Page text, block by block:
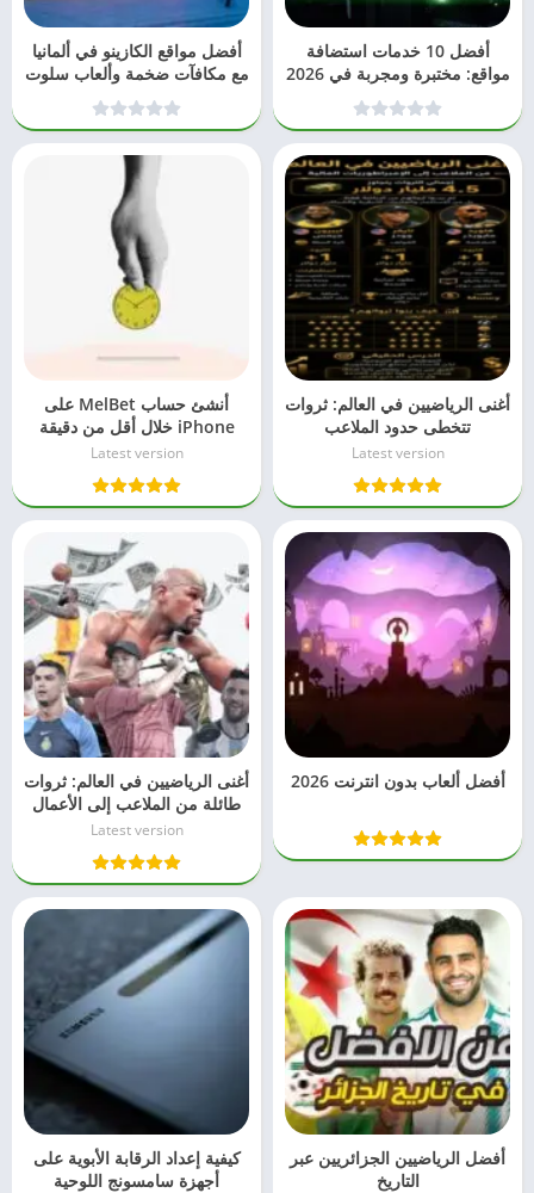
أفضل 10 خدمات استضافة
مواقع: مختبرة ومجربة في 2026
أفضل مواقع الكازينو في ألمانيا
مع مكافآت ضخمة وألعاب سلوت
– دليل 2026
أغنى الرياضيين في العالم: ثروات
تتخطى حدود الملاعب
Latest version
أنشئ حساب MelBet على
iPhone خلال أقل من دقيقة
بسهولة
Latest version
أفضل ألعاب بدون انترنت 2026
أغنى الرياضيين في العالم: ثروات
طائلة من الملاعب إلى الأعمال
Latest version
أفضل الرياضيين الجزائريين عبر
التاريخ
كيفية إعداد الرقابة الأبوية على
أجهزة سامسونج اللوحية